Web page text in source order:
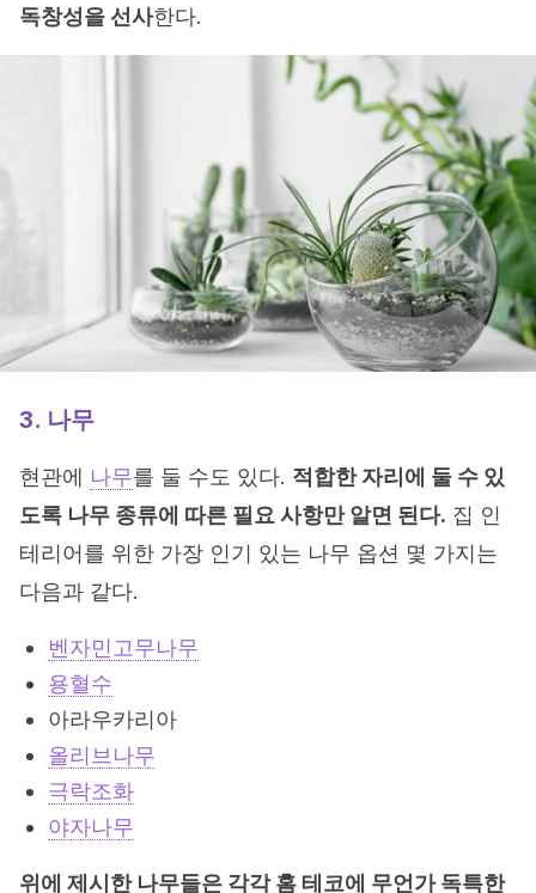
독창성을 선사한다.
3. 나무
현관에 나무를 둘 수도 있다. 적합한 자리에 둘 수 있
도록 나무 종류에 따른 필요 사항만 알면 된다. 집 인
테리어를 위한 가장 인기 있는 나무 옵션 몇 가지는
다음과 같다.
벤자민고무나무
용혈수
아라우카리아
올리브나무
극락조화
야자나무
위에 제시한 나무들은 각각 홈 테코에 무언가 독특한